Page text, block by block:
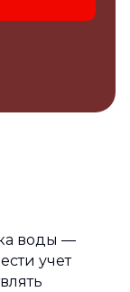
воды —
учет